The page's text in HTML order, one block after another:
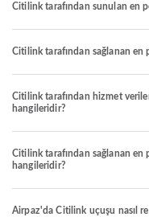
Citilink tarafından sunulan en
Citilink tarafından sağlanan en
Citilink tarafından hizmet
hangileridir?
Citilink tarafından sağlanan en
hangileridir?
Airpaz'da Citilink uçuşu nasıl